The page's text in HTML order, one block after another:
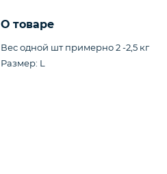
О товаре
Вес одной шт примерно 2 -2,5 кг
Размер: L